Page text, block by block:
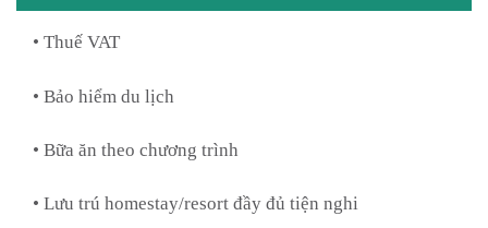
• Thuế VAT
• Bảo hiểm du lịch
• Bữa ăn theo chương trình
• Lưu trú homestay/resort đầy đủ tiện nghi